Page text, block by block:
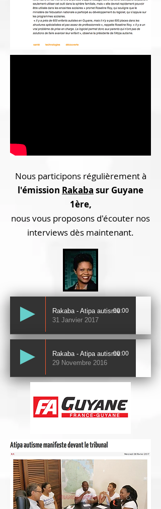
Nous participons régulièrement à
l'émission Rakaba sur Guyane
1ère,
nous vous proposons d'écouter nos
interviews dès maintenant.
Rakaba - Atipa autisme
31 Janvier 2017
00:00
Rakaba - Atipa autisme
29 Novembre 2016
00:00